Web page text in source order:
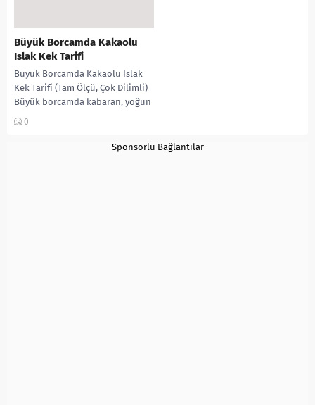
Büyük Borcamda Kakaolu
Islak Kek Tarifi
Büyük Borcamda Kakaolu Islak
Kek Tarifi (Tam Ölçü, Çok Dilimli)
Büyük borcamda kabaran, yoğun
çikolatalı, pamuk dokulu ve bol
0
Sponsorlu Bağlantılar